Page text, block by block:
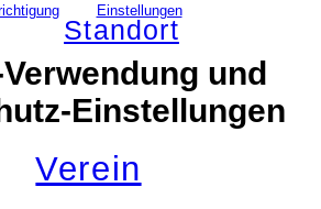
Standort
Verein
Einstellungen
und
Einstellungen